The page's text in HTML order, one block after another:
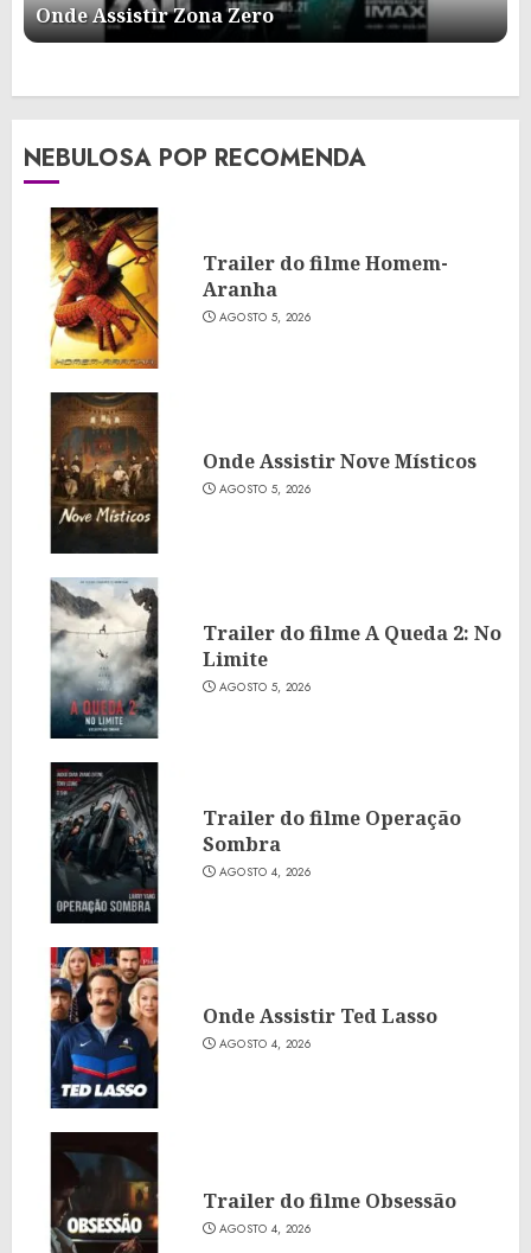
Onde Assistir Zona Zero
NEBULOSA POP RECOMENDA
Trailer do filme Homem-
Aranha
AGOSTO 5, 2026
Onde Assistir Nove Místicos
AGOSTO 5, 2026
Trailer do filme A Queda 2: No
Limite
AGOSTO 5, 2026
Trailer do filme Operação
Sombra
AGOSTO 4, 2026
Onde Assistir Ted Lasso
AGOSTO 4, 2026
Trailer do filme Obsessão
AGOSTO 4, 2026